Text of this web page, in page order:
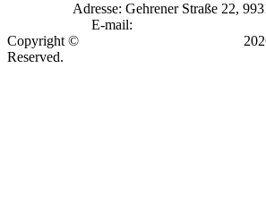
Adresse: Gehrener Straße 22,
E-mail:
Copyright ©
Reserved.